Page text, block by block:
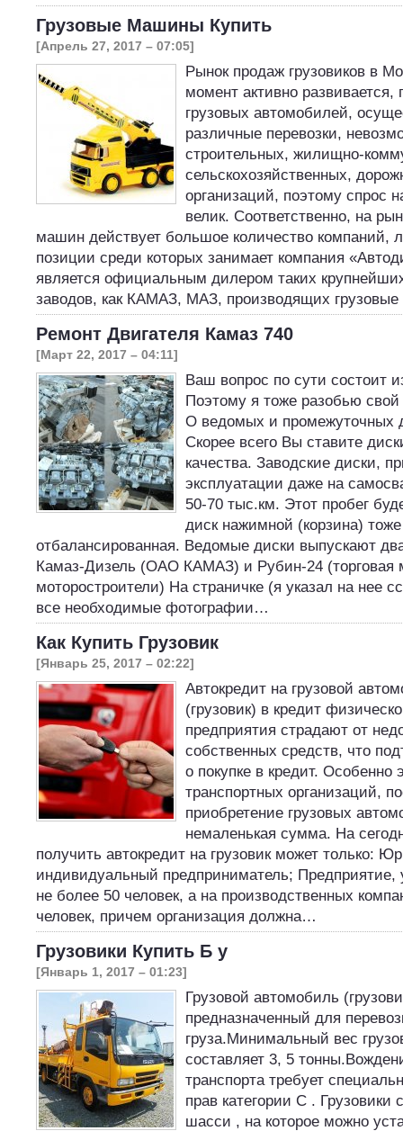
Грузовые Машины Купить
[Апрель 27, 2017 – 07:05]
Рынок продаж грузовиков в
момент активно развивается,
грузовых автомобилей,
различные перевозки,
строительных, жилищно-
сельскохозяйственных,
организаций, поэтому спрос
велик. Соответственно, на
машин действует большое количество компаний,
позиции среди которых занимает компания
является официальным дилером таких
заводов, как КАМАЗ, МАЗ, производящих
Ремонт Двигателя Камаз 740
[Март 22, 2017 – 04:11]
Ваш вопрос по сути состоит
Поэтому я тоже разобью свой
О ведомых и промежуточных
Скорее всего Вы ставите
качества. Заводские диски,
эксплуатации даже на
50-70 тыс.км. Этот пробег
диск нажимной (корзина) тоже
отбалансированная. Ведомые диски выпускают
Камаз-Дизель (ОАО КАМАЗ) и Рубин-24 (торговая
моторостроители) На страничке (я указал на нее
все необходимые фотографии…
Как Купить Грузовик
[Январь 25, 2017 – 02:22]
Автокредит на грузовой
(грузовик) в кредит
предприятия страдают от
собственных средств, что
о покупке в кредит. Особенно
транспортных организаций,
приобретение грузовых
немаленькая сумма. На
получить автокредит на грузовик может только:
индивидуальный предприниматель; Предприятие,
не более 50 человек, а на производственных
человек, причем организация должна…
Грузовики Купить Б у
[Январь 1, 2017 – 01:23]
Грузовой автомобиль
предназначенный для
груза.Минимальный вес
составляет 3, 5
транспорта требует
прав категории C . Грузовики
шасси , на которое можно